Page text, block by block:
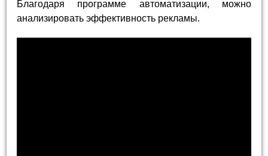
Благодаря программе автоматизации, можно
анализировать эффективность рекламы.